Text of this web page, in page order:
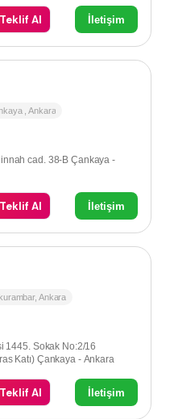
Al İletişim
,Ankara
cad. 38-B Çankaya -
Al İletişim
, Ankara
1445. Sokak No:2/16
Katı) Çankaya - Ankara
Al İletişim